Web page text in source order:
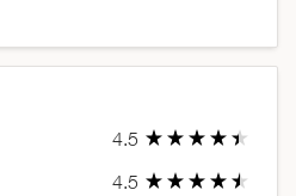
4.5
4.5